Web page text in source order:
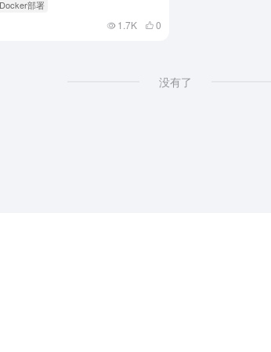
部署
1.7K 0
没有了